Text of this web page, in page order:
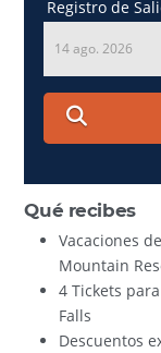
Registro de
14 ago. 2026
Qué recibes
Vacaciones
Mountain
4 Tickets
Falls
Descuentos